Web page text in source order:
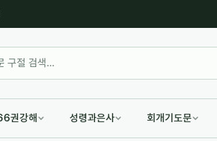
권강해 성령과은사 회개기도문